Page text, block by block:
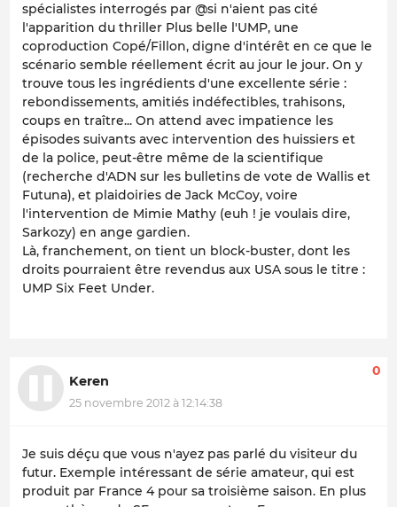
spécialistes interrogés par @si n'aient pas cité
l'apparition du thriller Plus belle l'UMP, une
coproduction Copé/Fillon, digne d'intérêt en ce que le
scénario semble réellement écrit au jour le jour. On y
trouve tous les ingrédients d'une excellente série :
rebondissements, amitiés indéfectibles, trahisons,
coups en traître... On attend avec impatience les
épisodes suivants avec intervention des huissiers et
de la police, peut-être même de la scientifique
(recherche d'ADN sur les bulletins de vote de Wallis et
Futuna), et plaidoiries de Jack McCoy, voire
l'intervention de Mimie Mathy (euh ! je voulais dire,
Sarkozy) en ange gardien.
Là, franchement, on tient un block-buster, dont les
droits pourraient être revendus aux USA sous le titre :
UMP Six Feet Under.
Keren
25 novembre 2012 à 12:14:38
0
Je suis déçu que vous n'ayez pas parlé du visiteur du
futur. Exemple intéressant de série amateur, qui est
produit par France 4 pour sa troisième saison. En plus